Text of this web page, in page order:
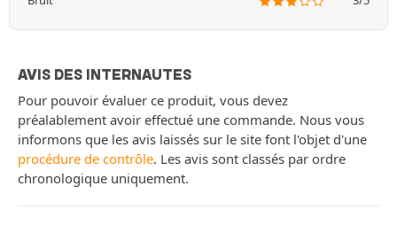
AVIS DES INTERNAUTES
Pour pouvoir évaluer ce produit, vous devez
préalablement avoir effectué une commande. Nous vous
informons que les avis laissés sur le site font l'objet d'une
procédure de contrôle. Les avis sont classés par ordre
chronologique uniquement.